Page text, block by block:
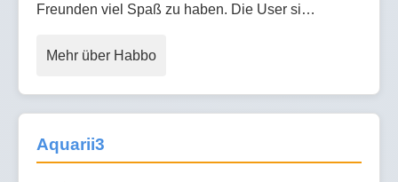
Freunden viel Spaß zu haben. Die User si…
Mehr über Habbo
Aquarii3